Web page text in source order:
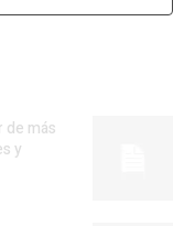
de más
y